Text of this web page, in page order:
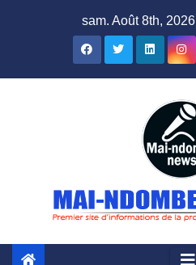
sam. Août 8th, 2026